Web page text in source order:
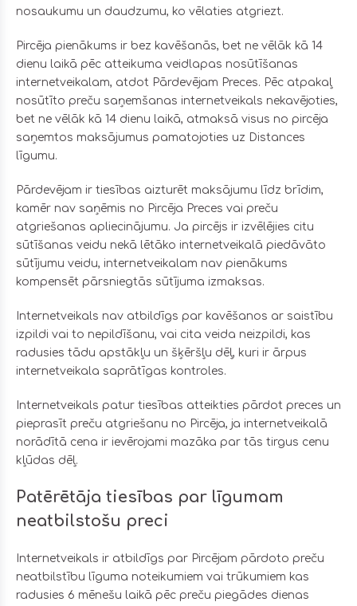
nosaukumu un daudzumu, ko vēlaties atgriezt.
Pircēja pienākums ir bez kavēšanās, bet ne vēlāk kā 14
dienu laikā pēc atteikuma veidlapas nosūtīšanas
internetveikalam, atdot Pārdevējam Preces. Pēc atpakaļ
nosūtīto preču saņemšanas internetveikals nekavējoties,
bet ne vēlāk kā 14 dienu laikā, atmaksā visus no pircēja
saņemtos maksājumus pamatojoties uz Distances
līgumu.
Pārdevējam ir tiesības aizturēt maksājumu līdz brīdim,
kamēr nav saņēmis no Pircēja Preces vai preču
atgriešanas apliecinājumu. Ja pircējs ir izvēlējies citu
sūtīšanas veidu nekā lētāko internetveikalā piedāvāto
sūtījumu veidu, internetveikalam nav pienākums
kompensēt pārsniegtās sūtījuma izmaksas.
Internetveikals nav atbildīgs par kavēšanos ar saistību
izpildi vai to nepildīšanu, vai cita veida neizpildi, kas
radusies tādu apstākļu un šķēršļu dēļ, kuri ir ārpus
internetveikala saprātīgas kontroles.
Internetveikals patur tiesības atteikties pārdot preces un
pieprasīt preču atgriešanu no Pircēja, ja internetveikalā
norādītā cena ir ievērojami mazāka par tās tirgus cenu
kļūdas dēļ.
Patērētāja tiesības par līgumam
neatbilstošu preci
Internetveikals ir atbildīgs par Pircējam pārdoto preču
neatbilstību līguma noteikumiem vai trūkumiem kas
radusies 6 mēnešu laikā pēc preču piegādes dienas